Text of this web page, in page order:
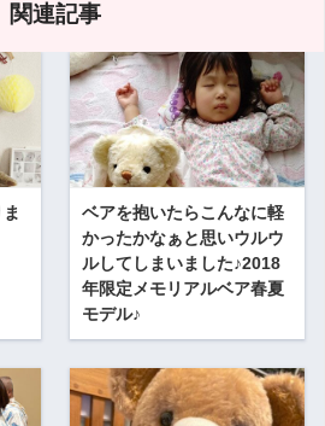
関連記事
ベアを抱いたらこんなに軽
かったかなぁと思いウルウ
ルしてしまいました♪2018
年限定メモリアルベア春夏
モデル♪